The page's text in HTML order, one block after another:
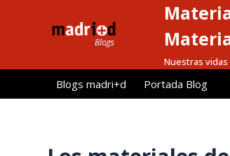
t
Nuestras
Blogs madri+d Portada Blog